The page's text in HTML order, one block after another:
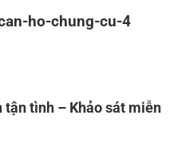
tận tình – Khảo sát miễn